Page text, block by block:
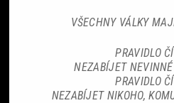
Sobotní srdcovky
VŠECHNY VÁLKY
PRAVIDLO
NEZABÍJET
PRAVIDLO
NEZABÍJET NIKOHO,